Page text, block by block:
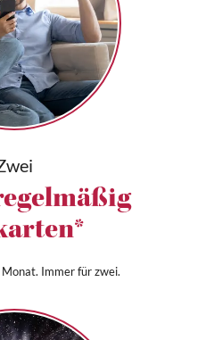
Immer für zwei.